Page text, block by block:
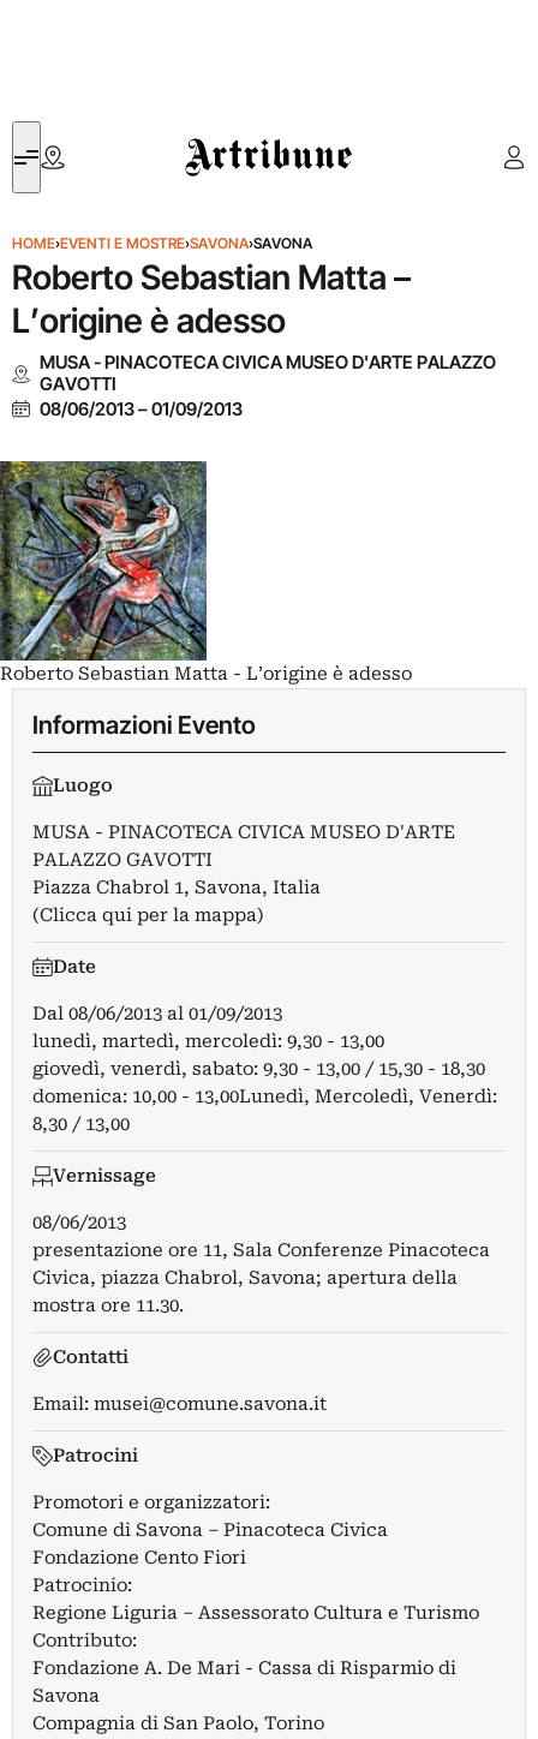
Artribune
HOME›EVENTI E MOSTRE›SAVONA›SAVONA
Roberto Sebastian Matta –
L’origine è adesso
MUSA - PINACOTECA CIVICA MUSEO D'ARTE PALAZZO
GAVOTTI
08/06/2013–01/09/2013
Roberto Sebastian Matta - L’origine è adesso
Informazioni Evento
Luogo
MUSA - PINACOTECA CIVICA MUSEO D'ARTE
PALAZZO GAVOTTI
Piazza Chabrol 1, Savona, Italia
(Clicca qui per la mappa)
Date
Dal 08/06/2013 al 01/09/2013
lunedì, martedì, mercoledì: 9,30 - 13,00
giovedì, venerdì, sabato: 9,30 - 13,00 / 15,30 - 18,30
domenica: 10,00 - 13,00Lunedì, Mercoledì, Venerdì:
8,30 / 13,00
Vernissage
08/06/2013
presentazione ore 11, Sala Conferenze Pinacoteca
Civica, piazza Chabrol, Savona; apertura della
mostra ore 11.30.
Contatti
Email: musei@comune.savona.it
Patrocini
Promotori e organizzatori:
Comune di Savona – Pinacoteca Civica
Fondazione Cento Fiori
Patrocinio:
Regione Liguria – Assessorato Cultura e Turismo
Contributo:
Fondazione A. De Mari - Cassa di Risparmio di
Savona
Compagnia di San Paolo, Torino